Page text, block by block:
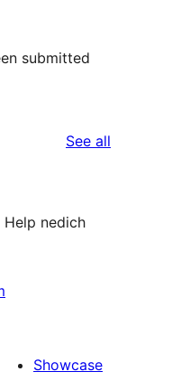
submitted
See all
nedich
Showcase